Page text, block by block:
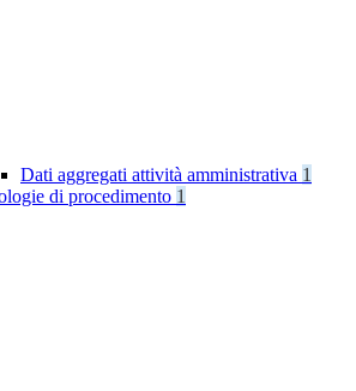
Dati aggregati attività amministrativa 1
di procedimento 1